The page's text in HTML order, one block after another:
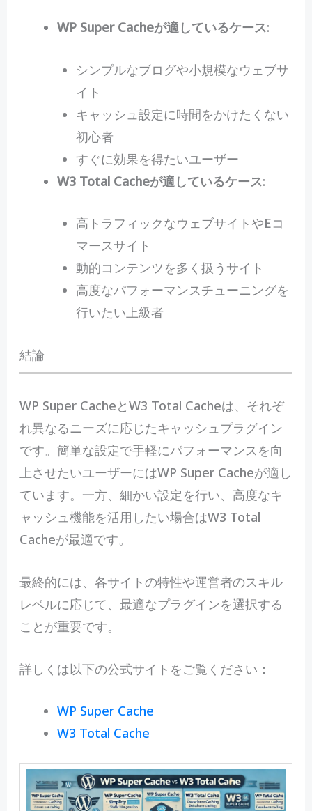
WP Super Cacheが適しているケース:
シンプルなブログや小規模なウェブサ
イト
キャッシュ設定に時間をかけたくない
初心者
すぐに効果を得たいユーザー
W3 Total Cacheが適しているケース:
高トラフィックなウェブサイトやEコ
マースサイト
動的コンテンツを多く扱うサイト
高度なパフォーマンスチューニングを
行いたい上級者
結論
WP Super CacheとW3 Total Cacheは、それぞ
れ異なるニーズに応じたキャッシュプラグイン
です。簡単な設定で手軽にパフォーマンスを向
上させたいユーザーにはWP Super Cacheが適し
ています。一方、細かい設定を行い、高度なキ
ャッシュ機能を活用したい場合はW3 Total
Cacheが最適です。
最終的には、各サイトの特性や運営者のスキル
レベルに応じて、最適なプラグインを選択する
ことが重要です。
詳しくは以下の公式サイトをご覧ください：
WP Super Cache
W3 Total Cache